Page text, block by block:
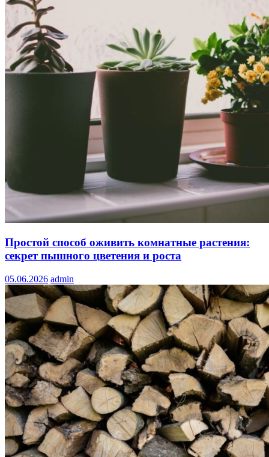
Простой способ оживить комнатные растения:
секрет пышного цветения и роста
05.06.2026 admin